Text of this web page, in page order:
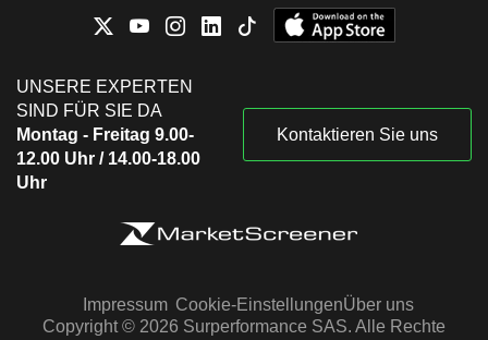
UNSERE EXPERTEN
SIND FÜR SIE DA
Montag - Freitag 9.00-
12.00 Uhr / 14.00-18.00
Uhr
Kontaktieren Sie uns
Impressum Cookie-EinstellungenÜber uns
Copyright © 2026 Surperformance SAS. Alle Rechte